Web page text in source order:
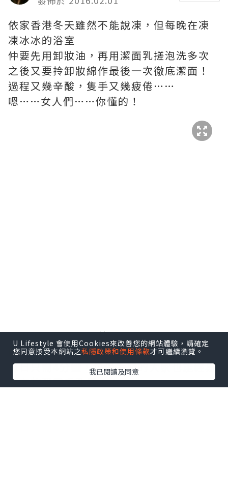
依家香港冬天雖然不能說凍，但每晚在凍
凍冰冰的浴室
仲要先用卸妝油，再用潔面乳搓泡洗多次
之後又要拎卸妝綿作最後一次徹底潔面！
過程又幾辛酸，隻手又幾疲倦……
嗯……女人們……你懂的！
△但現在只要有了簡單易用的Panasonic
STEP 1「溫感卸妝」3分鐘
△首先把潔面油塗在皮膚上
U Lifestyle 會使用Cookies來改善您的網站體驗，請確定
您同意接受本網站之私隱政策和使用條款才可繼續瀏覽。
我已閱讀及同意